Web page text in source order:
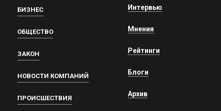
БИЗНЕС
ОБЩЕСТВО
ЗАКОН
НОВОСТИ КОМПАНИЙ
ПРОИСШЕСТВИЯ
Интервью
Мнения
Рейтинги
Блоги
Архив